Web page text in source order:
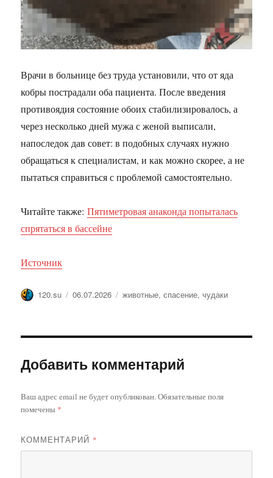
Врачи в больнице без труда установили, что от яда
кобры пострадали оба пациента. После введения
противоядия состояние обоих стабилизировалось, а
через несколько дней мужа с женой выписали,
напоследок дав совет: в подобных случаях нужно
обращаться к специалистам, и как можно скорее, а не
пытаться справиться с проблемой самостоятельно.
Читайте также:Пятиметровая анаконда попыталась
спрятаться в бассейне
Источник
Автор
120.su Опубликовано
06.07.2026 Метки
животные,спасение,чудаки
Добавить комментарий
Ваш адрес email не будет опубликован.Обязательные поля
помечены *
КОММЕНТАРИЙ *